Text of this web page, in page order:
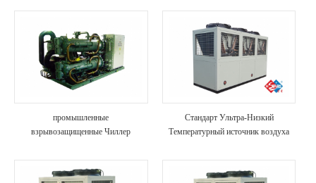
промышленные
взрывозащищенные Чиллер
Стандарт Ультра-Низкий
Температурный источник воздуха